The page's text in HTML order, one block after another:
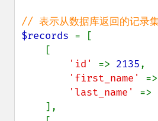
$records = [
'id' => 2135,
'first_name' =>
'last_name' =>